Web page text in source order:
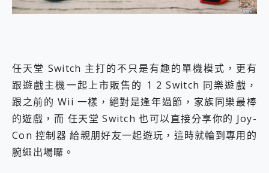
任天堂 Switch 主打的不只是有趣的單機模式，更有
跟遊戲主機一起上市販售的 1 2 Switch 同樂遊戲，
跟之前的 Wii 一樣，絕對是逢年過節，家族同樂最棒
的遊戲，而 任天堂 Switch 也可以直接分享你的 Joy-
Con 控制器 給親朋好友一起遊玩，這時就輪到專用的
腕繩出場囉。